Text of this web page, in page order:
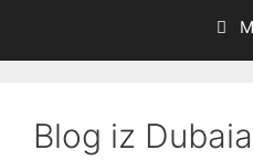
Blog iz Dubaia